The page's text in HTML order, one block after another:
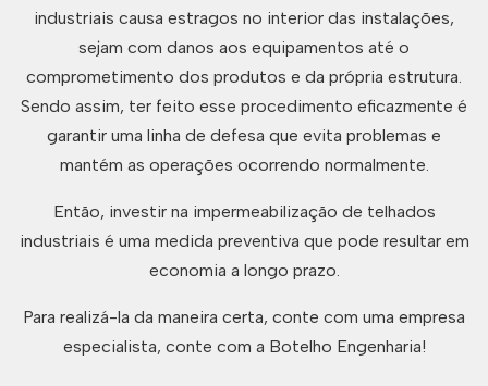
industriais causa estragos no interior das instalações,
sejam com danos aos equipamentos até o
comprometimento dos produtos e da própria estrutura.
Sendo assim, ter feito esse procedimento eficazmente é
garantir uma linha de defesa que evita problemas e
mantém as operações ocorrendo normalmente.
Então, investir na impermeabilização de telhados
industriais é uma medida preventiva que pode resultar em
economia a longo prazo.
Para realizá-la da maneira certa, conte com uma empresa
especialista, conte com a Botelho Engenharia!